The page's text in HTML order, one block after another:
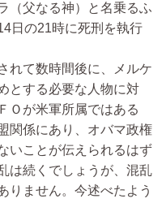
（父なる神）と名乗るふ
日の21時に死刑を執行
れて数時間後に、メルケ
とする必要な人物に対
Ｏが米軍所属ではある
関係にあり、オバマ政権
いことが伝えられるはず
は続くでしょうが、混乱
りません。今述べたよう